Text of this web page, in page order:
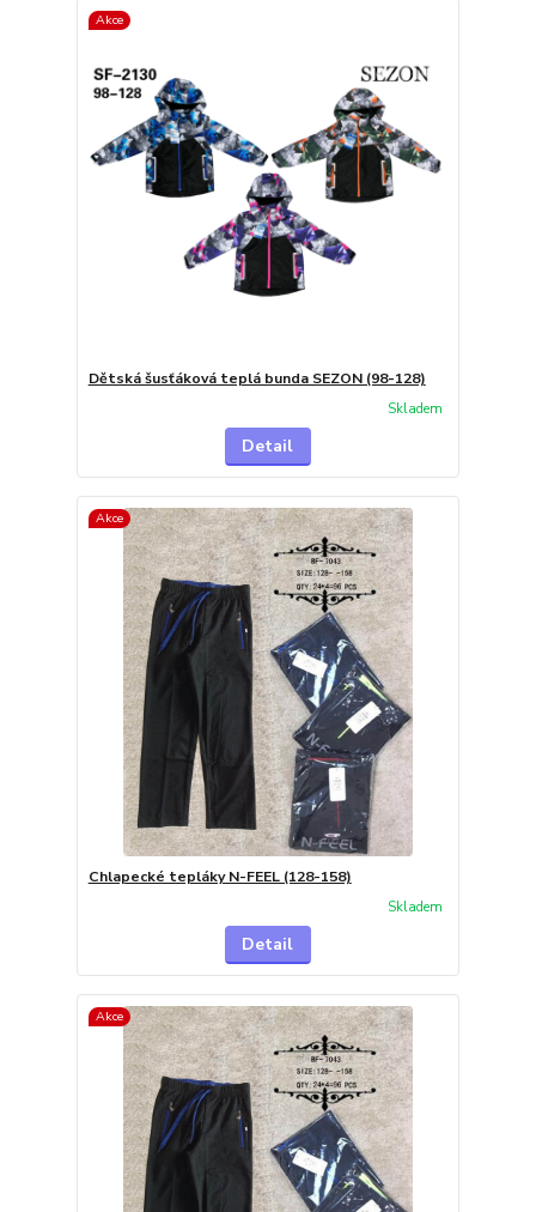
Akce
Dětská šusťáková teplá bunda SEZON (98-128)
Skladem
Detail
Akce
Chlapecké tepláky N-FEEL (128-158)
Skladem
Detail
Akce